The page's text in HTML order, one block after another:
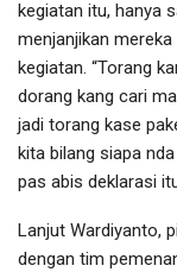
kegiatan itu, hanya
menjanjikan
kegiatan. “Torang
dorang kang cari
jadi torang kase
kita bilang siapa
pas abis deklarasi
Lanjut Wardiyanto,
dengan tim